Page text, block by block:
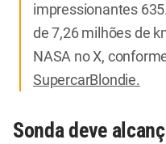
impressionantes
de 7,26 milhões de
NASA no X,
SupercarBlondie.
Sonda deve